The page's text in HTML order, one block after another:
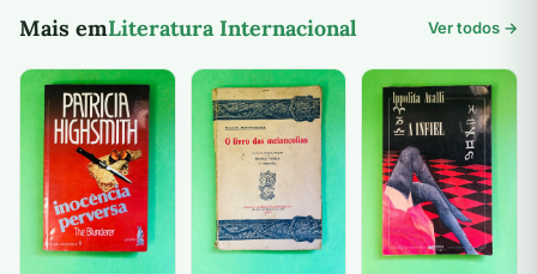
Mais emLiteratura Internacional Ver todos →